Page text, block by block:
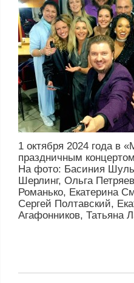
1 октября 2024 года в
праздничным
На фото: Басиния
Шерлинг, Ольга
Романько, Екатерина
Сергей Полтавский,
Агафонников, Татьяна